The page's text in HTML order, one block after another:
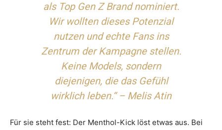
als Top Gen Z Brand nominiert.
Wir wollten dieses Potenzial
nutzen und echte Fans ins
Zentrum der Kampagne stellen.
Keine Models, sondern
diejenigen, die das Gefühl
wirklich leben.“ – Melis Atin
Für sie steht fest: Der Menthol-Kick löst etwas aus. Bei